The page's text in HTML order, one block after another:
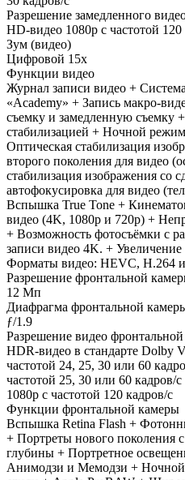
Разрешение замедленного
HD-видео 1080р c частотой 120
Зум (видео)
Цифровой 15х
Функции видео
Журнал записи видео +
«Academy» + Запись макро-
съемку и замедленную съемку
стабилизацией + Ночной
Оптическая стабилизация
второго поколения для видео
стабилизация изображения со
автофокусировка для видео
Вспышка True Tone +
видео (4K, 1080p и 720p) +
+ Возможность фотосъёмки с
записи видео 4K. +
Форматы видео: HEVC, H.264 и
Разрешение фронтальной
12 Мп
Диафрагма фронтальной
ƒ/1.9
Разрешение видео
HDR‑видео в стандарте Dolby
частотой 24, 25, 30 или 60
частотой 25, 30 или 60 кадров/
1080р c частотой 120 кадров/ с
Функции фронтальной камеры
Вспышка Retina Flash +
+ Портреты нового поколения
глубины + Портретное
Анимодзи и Мемодзи +